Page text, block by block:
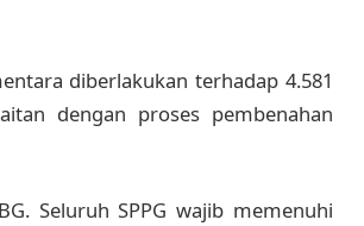
diberlakukan terhadap 4.581
dengan proses pembenahan
Seluruh SPPG wajib memenuhi